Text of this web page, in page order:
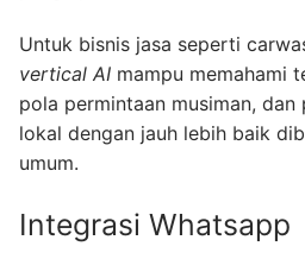
Untuk bisnis jasa seperti
vertical AI mampu memahami
pola permintaan musiman, dan
lokal dengan jauh lebih baik
umum.
Integrasi Whatsapp